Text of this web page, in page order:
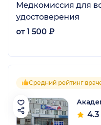
Медкомиссия для
удостоверения
от 1 500 ₽
Средний рейтинг
4.3